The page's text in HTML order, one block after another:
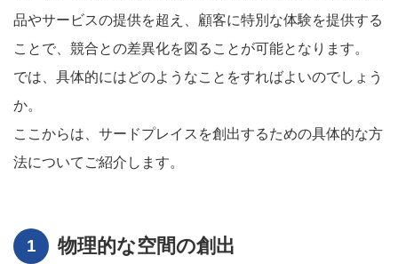
品やサービスの提供を超え、顧客に特別な体験を提供する
ことで、競合との差異化を図ることが可能となります。
では、具体的にはどのようなことをすればよいのでしょう
か。
ここからは、サードプレイスを創出するための具体的な方
法についてご紹介します。
物理的な空間の創出